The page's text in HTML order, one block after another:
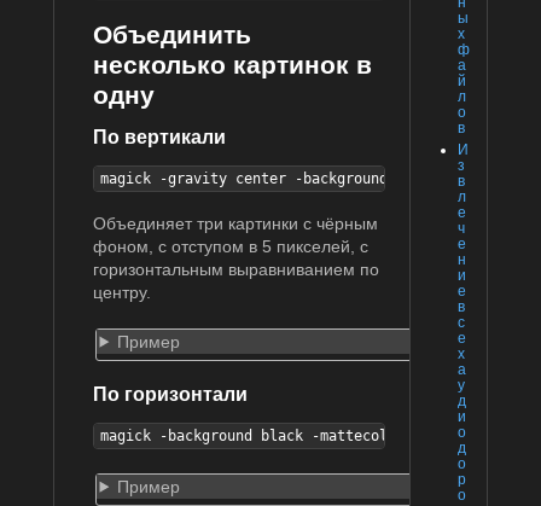
ы
х
ф
а
й
л
о
в
И
з
в
л
е
ч
е
н
и
е
в
с
е
х
а
у
д
и
о
д
о
р
о
Объединить
несколько картинок в
одну
По вертикали
magick -gravity center -background black -
Объединяет три картинки с чёрным
фоном, с отступом в 5 пикселей, с
горизонтальным выравниванием по
центру.
Пример
По горизонтали
magick -background black -mattecolor black 1.jpg
Пример